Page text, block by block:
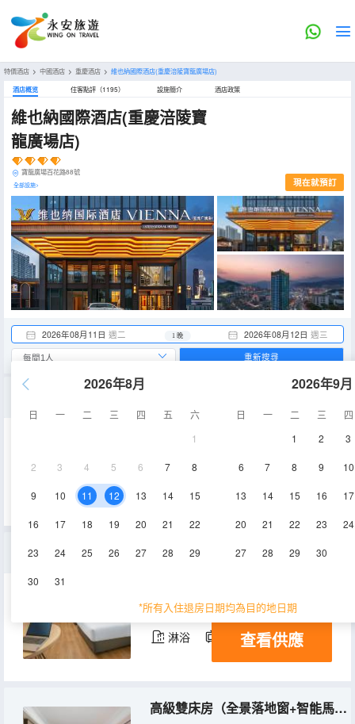
特價酒店 > 中國酒店 > 重慶酒店 > 維也納國際酒店(重慶涪陵寶龍廣場店)
酒店概览 住客點評（1195） 設施簡介 酒店政策
維也納國際酒店(重慶涪陵寶
龍廣場店)
寶龍廣場百花路88號
全部設施> 現在就預訂
2026年08月11日 週二 2026年08月12日 週三
1 晚
2026年8月
日 一 二 三 四 五
六
1
2 3 4 5 6 7 8
9 10 11 12 13 14 15
16 17 18 19 20 21 22
23 24 25 26 27 28 29
30 31
2026年9月
日 一 二 三
四
1
2 3
6 7 8 9 10
13 14 15 16 17
20 21 22 23 24
27 28 29 30
*所有入住退房日期均為目的地日期
重新搜尋
35-38㎡ 空調
38-40㎡ 11-17層
淋浴 電視機
查看供應
高級雙床房（全景落地窗+智能馬桶+全屋智能）